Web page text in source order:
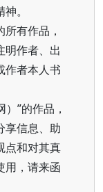
。
有作品，
明作者、出
作者本人书
”的作品，
享信息、助
点和对其真
用，请来函